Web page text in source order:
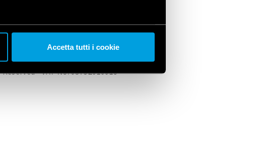
Accetta tutti i cookie
- VAT No. 05732610018